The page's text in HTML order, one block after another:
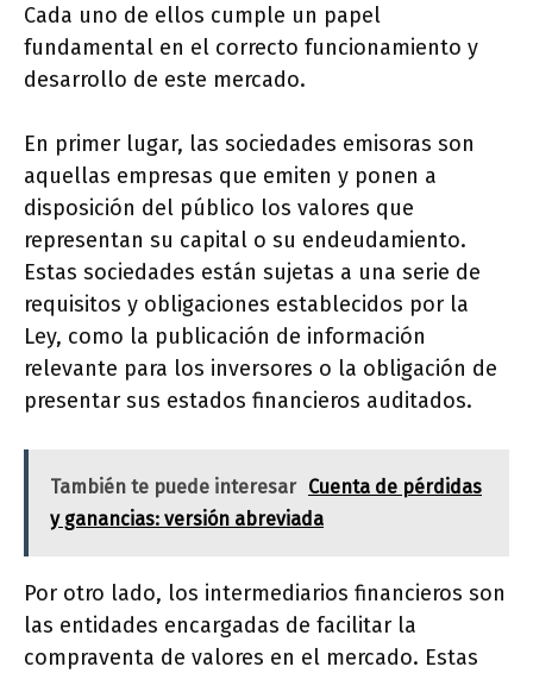
Cada uno de ellos cumple un papel
fundamental en el correcto funcionamiento y
desarrollo de este mercado.
En primer lugar, las sociedades emisoras son
aquellas empresas que emiten y ponen a
disposición del público los valores que
representan su capital o su endeudamiento.
Estas sociedades están sujetas a una serie de
requisitos y obligaciones establecidos por la
Ley, como la publicación de información
relevante para los inversores o la obligación de
presentar sus estados financieros auditados.
También te puede interesar Cuenta de pérdidas
y ganancias: versión abreviada
Por otro lado, los intermediarios financieros son
las entidades encargadas de facilitar la
compraventa de valores en el mercado. Estas